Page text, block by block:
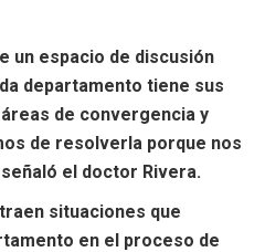
un espacio de discusión
departamento tiene sus
de convergencia y
de resolverla porque nos
el doctor Rivera.
situaciones que
en el proceso de